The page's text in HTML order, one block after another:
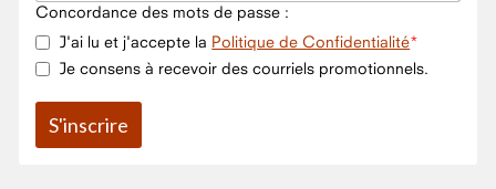
Concordance des mots de passe :
J'ai lu et j'accepte la Politique de Confidentialité
Je consens à recevoir des courriels promotionnels.